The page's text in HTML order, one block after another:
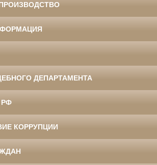
ДЕПАРТАМЕНТА
РФ
КОРРУПЦИИ